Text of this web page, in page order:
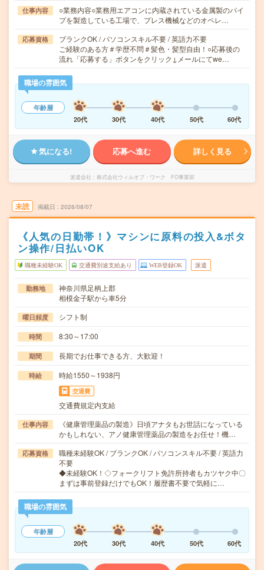
仕事内容
○業務内容○業務用エアコンに内蔵されている金属製のパイ
プを製造している工場で、プレス機械などのオペレ…
応募資格
ブランクOK / パソコンスキル不要 / 英語力不要
ご経験のある方＃学歴不問＃髪色・髪型自由！○応募後の
流れ「応募する」ボタンをクリック↓メールにてwe…
職場の雰囲気
年齢層
20代
30代 40代 50代 60代
気になる! 応募へ進む 詳しく見る
派遣会社 株式会社ウィルオブ・ワーク FO事業部
未読 掲載日 2026/08/07
《人気の日勤帯！》マシンに原料の投入&ボタ
ン操作/日払いOK
職種未経験OK 交通費別途支給あり WEB登録OK 派遣
勤務地
神奈川県足柄上郡
相模金子駅から車5分
曜日頻度 シフト制
時間 8:30～17:00
期間 長期でお仕事できる方、大歓迎！
時給 時給1550～1938円
交通費
交通費規定内支給
仕事内容
《健康管理薬品の製造》日頃アナタもお世話になっている
かもしれない、アノ健康管理薬品の製造をお任せ！機…
応募資格
職種未経験OK / ブランクOK / パソコンスキル不要 / 英語力
不要
◆未経験OK！◇フォークリフト免許所持者もカツヤク中〇
まずは事前登録だけでもOK！履歴書不要で気軽に…
職場の雰囲気
年齢層
20代
30代 40代 50代 60代